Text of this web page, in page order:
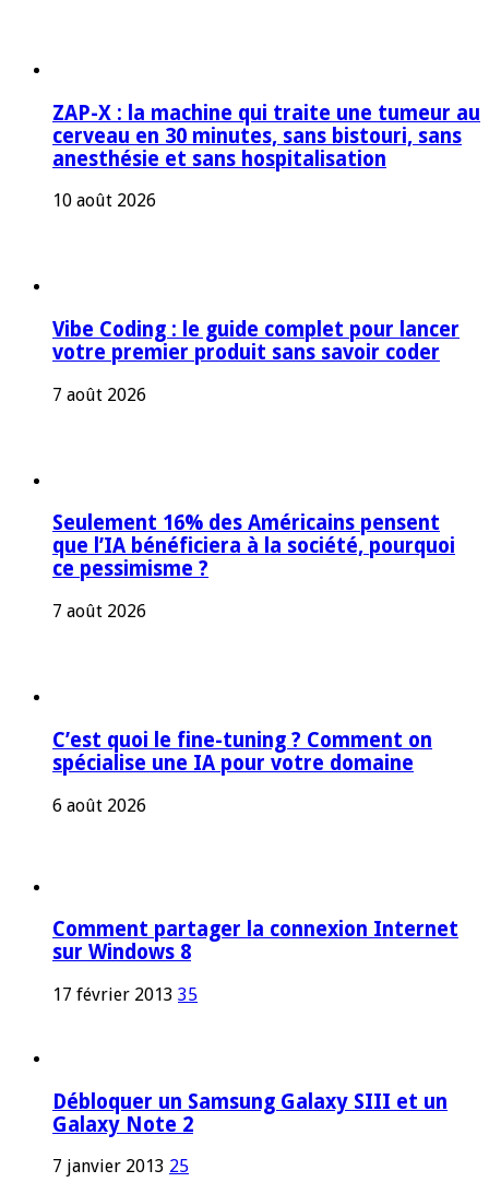
ZAP-X : la machine qui traite une tumeur au
cerveau en 30 minutes, sans bistouri, sans
anesthésie et sans hospitalisation
10 août 2026
Vibe Coding : le guide complet pour lancer
votre premier produit sans savoir coder
7 août 2026
Seulement 16% des Américains pensent
que l’IA bénéficiera à la société, pourquoi
ce pessimisme ?
7 août 2026
C’est quoi le fine-tuning ? Comment on
spécialise une IA pour votre domaine
6 août 2026
Comment partager la connexion Internet
sur Windows 8
17 février 2013 35
Débloquer un Samsung Galaxy SIII et un
Galaxy Note 2
7 janvier 2013 25